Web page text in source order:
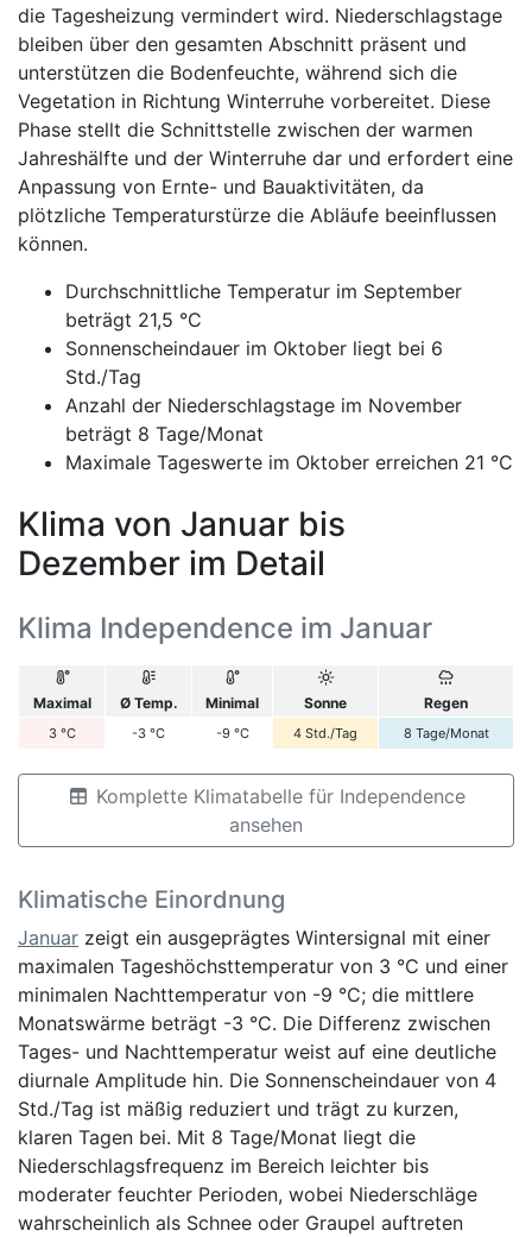
die Tagesheizung vermindert wird. Niederschlagstage
bleiben über den gesamten Abschnitt präsent und
unterstützen die Bodenfeuchte, während sich die
Vegetation in Richtung Winterruhe vorbereitet. Diese
Phase stellt die Schnittstelle zwischen der warmen
Jahreshälfte und der Winterruhe dar und erfordert eine
Anpassung von Ernte- und Bauaktivitäten, da
plötzliche Temperaturstürze die Abläufe beeinflussen
können.
Durchschnittliche Temperatur im September
beträgt 21,5 °C
Sonnenscheindauer im Oktober liegt bei 6
Std./Tag
Anzahl der Niederschlagstage im November
beträgt 8 Tage/Monat
Maximale Tageswerte im Oktober erreichen 21 °C
Klima von Januar bis
Dezember im Detail
Klima Independence im Januar
Maximal Ø Temp. Minimal Sonne Regen
3 °C -3 °C -9 °C 4 Std./Tag 8 Tage/Monat
Komplette Klimatabelle für Independence
ansehen
Klimatische Einordnung
Januar zeigt ein ausgeprägtes Wintersignal mit einer
maximalen Tageshöchsttemperatur von 3 °C und einer
minimalen Nachttemperatur von -9 °C; die mittlere
Monatswärme beträgt -3 °C. Die Differenz zwischen
Tages- und Nachttemperatur weist auf eine deutliche
diurnale Amplitude hin. Die Sonnenscheindauer von 4
Std./Tag ist mäßig reduziert und trägt zu kurzen,
klaren Tagen bei. Mit 8 Tage/Monat liegt die
Niederschlagsfrequenz im Bereich leichter bis
moderater feuchter Perioden, wobei Niederschläge
wahrscheinlich als Schnee oder Graupel auftreten